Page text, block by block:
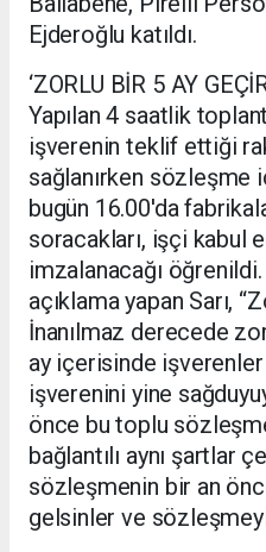
Ejderoğlu katıldı.
‘ZORLU BİR 5 AY
Yapılan 4 saatlik
işverenin teklif ettiği
sağlanırken sözleşme
bugün 16.00'da
soracakları, işçi kabul
imzalanacağı
açıklama yapan Sarı,
İnanılmaz derecede
ay içerisinde
işverenini yine
önce bu toplu
bağlantılı aynı şartlar
sözleşmenin bir an
gelsinler ve